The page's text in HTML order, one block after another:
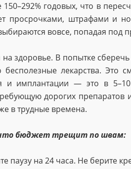
150–292% годовых, что в
просрочками, штрафами и
вовсе, попадая под
здоровье. В попытке
бесполезные лекарства. Это
и имплантации — это в
дорогих препаратов
в трудные времена.
что бюджет трещит по швам:
паузу на 24 часа. Не берите